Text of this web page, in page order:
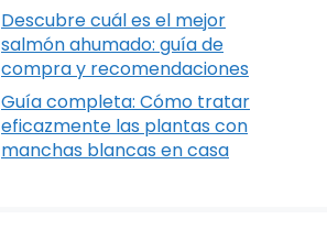
Descubre cuál es el mejor
salmón ahumado: guía de
compra y recomendaciones
Guía completa: Cómo tratar
eficazmente las plantas con
manchas blancas en casa